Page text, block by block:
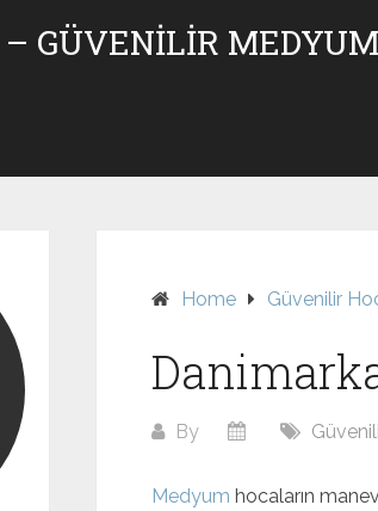
GÜVENILIR
Home Güvenilir
By
Medyum hocaların